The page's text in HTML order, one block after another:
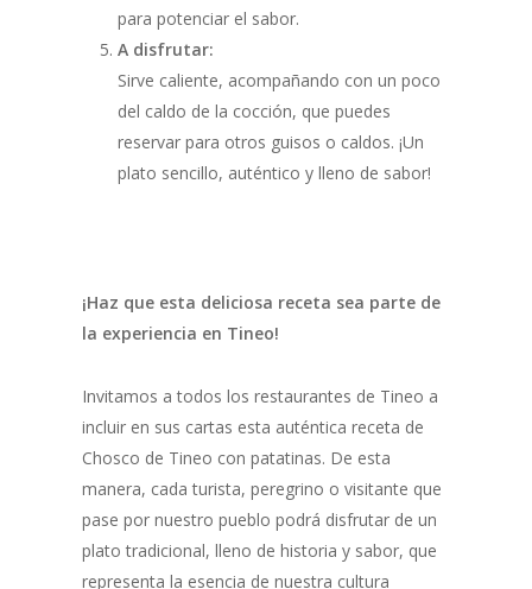
para potenciar el sabor.
A disfrutar:
Sirve caliente, acompañando con un poco
del caldo de la cocción, que puedes
reservar para otros guisos o caldos. ¡Un
plato sencillo, auténtico y lleno de sabor!
¡Haz que esta deliciosa receta sea parte de
la experiencia en Tineo!
Invitamos a todos los restaurantes de Tineo a
incluir en sus cartas esta auténtica receta de
Chosco de Tineo con patatinas. De esta
manera, cada turista, peregrino o visitante que
pase por nuestro pueblo podrá disfrutar de un
plato tradicional, lleno de historia y sabor, que
representa la esencia de nuestra cultura